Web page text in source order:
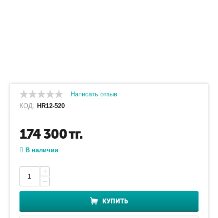
Написать отзыв
КОД: HR12-520
174 300тг.
В наличии
+
−
КУПИТЬ